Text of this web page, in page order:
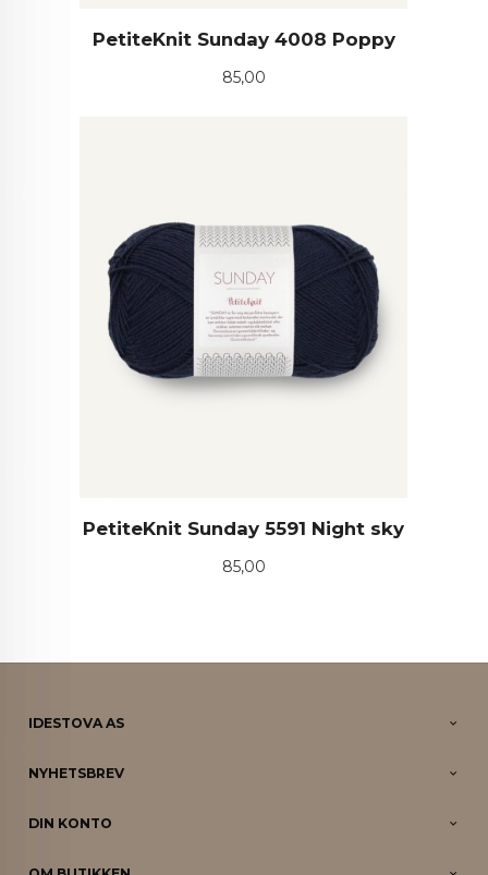
PetiteKnit Sunday 4008 Poppy
Pris
85,00
PetiteKnit Sunday 5591 Night sky
Pris
85,00
IDESTOVA AS
NYHETSBREV
DIN KONTO